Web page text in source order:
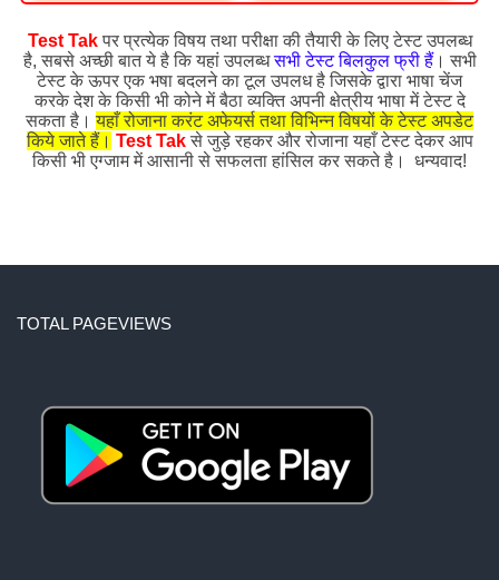
Test Takपर प्रत्येक विषय तथा परीक्षा की तैयारी के लिए टेस्ट उपलब्ध
है, सबसे अच्छी बात ये है कि यहां उपलब्धसभी टेस्ट बिलकुल फ्री हैं। सभी
टेस्ट के ऊपर एक भषा बदलने का टूल उपलध है जिसके द्वारा भाषा चेंज
करके देश के किसी भी कोने में बैठा व्यक्ति अपनी क्षेत्रीय भाषा में टेस्ट दे
सकता है।यहाँ रोजाना करंट अफेयर्स तथा विभिन्न विषयों के टेस्ट अपडेट
किये जाते हैं। Test Takसे जुड़े रहकर और रोजाना यहाँ टेस्ट देकर आप
किसी भी एग्जाम में आसानी से सफलता हांसिल कर सकते है। धन्यवाद!
TOTAL PAGEVIEWS